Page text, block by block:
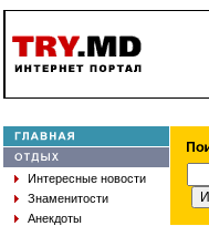
Интересные новости
Знаменитости
Анекдоты